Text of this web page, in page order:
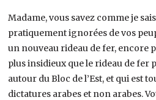
Madame, vous savez comme je
pratiquement ignorées de vos
un nouveau rideau de fer, encore
plus insidieux que le rideau de fer
autour du Bloc de l’Est, et qui est
dictatures arabes et non arabes.